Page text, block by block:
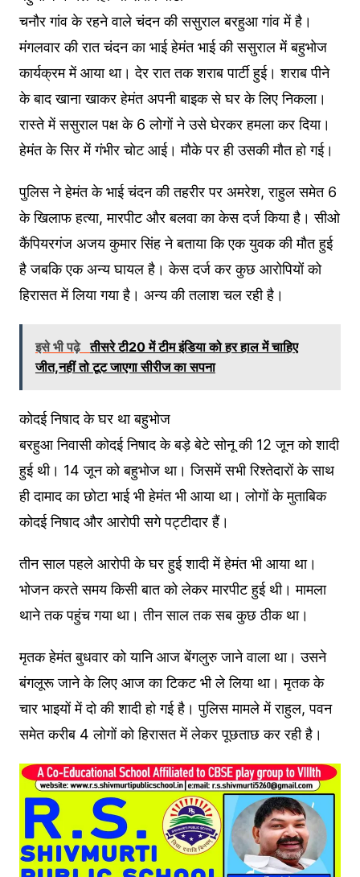
चनौर गांव के रहने वाले चंदन की ससुराल बरहुआ गांव में है।
मंगलवार की रात चंदन का भाई हेमंत भाई की ससुराल में बहुभोज
कार्यक्रम में आया था। देर रात तक शराब पार्टी हुई। शराब पीने
के बाद खाना खाकर हेमंत अपनी बाइक से घर के लिए निकला।
रास्ते में ससुराल पक्ष के 6 लोगों ने उसे घेरकर हमला कर दिया।
हेमंत के सिर में गंभीर चोट आई। मौके पर ही उसकी मौत हो गई।
पुलिस ने हेमंत के भाई चंदन की तहरीर पर अमरेश, राहुल समेत 6
के खिलाफ हत्या, मारपीट और बलवा का केस दर्ज किया है। सीओ
कैंपियरगंज अजय कुमार सिंह ने बताया कि एक युवक की मौत हुई
है जबकि एक अन्य घायल है। केस दर्ज कर कुछ आरोपियों को
हिरासत में लिया गया है। अन्य की तलाश चल रही है।
इसे भी पढ़े तीसरे टी20 में टीम इंडिया को हर हाल में चाहिए
जीत,नहीं तो टूट जाएगा सीरीज का सपना
कोदई निषाद के घर था बहुभोज
बरहुआ निवासी कोदई निषाद के बड़े बेटे सोनू की 12 जून को शादी
हुई थी। 14 जून को बहुभोज था। जिसमें सभी रिश्तेदारों के साथ
ही दामाद का छोटा भाई भी हेमंत भी आया था। लोगों के मुताबिक
कोदई निषाद और आरोपी सगे पट्टीदार हैं।
तीन साल पहले आरोपी के घर हुई शादी में हेमंत भी आया था।
भोजन करते समय किसी बात को लेकर मारपीट हुई थी। मामला
थाने तक पहुंच गया था। तीन साल तक सब कुछ ठीक था।
मृतक हेमंत बुधवार को यानि आज बेंगलुरु जाने वाला था। उसने
बंगलूरू जाने के लिए आज का टिकट भी ले लिया था। मृतक के
चार भाइयों में दो की शादी हो गई है। पुलिस मामले में राहुल, पवन
समेत करीब 4 लोगों को हिरासत में लेकर पूछताछ कर रही है।